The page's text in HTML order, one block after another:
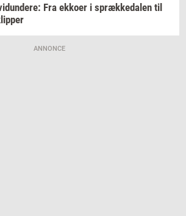
Fra ek­ko­er i spræk­ke­da­len til
ANNONCE